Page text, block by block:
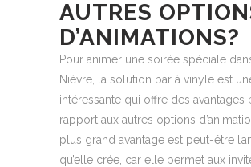
AUTRES
D’ANIMATIONS?
Pour animer une soirée spéciale
Nièvre, la solution bar à vinyle est
intéressante qui offre des avantages
rapport aux autres options
plus grand avantage est peut-être
qu’elle crée, car elle permet aux